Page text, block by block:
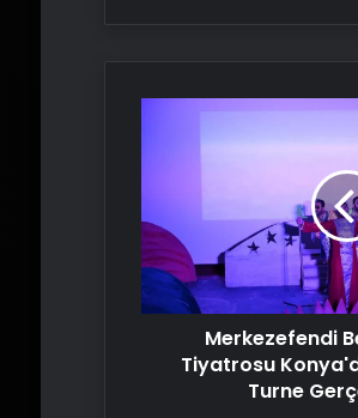
Merkezefendi
Unutulmaz
Bir
Turne
Gerçekleştirdi
Merkezefendi
Tiyatrosu
Turne